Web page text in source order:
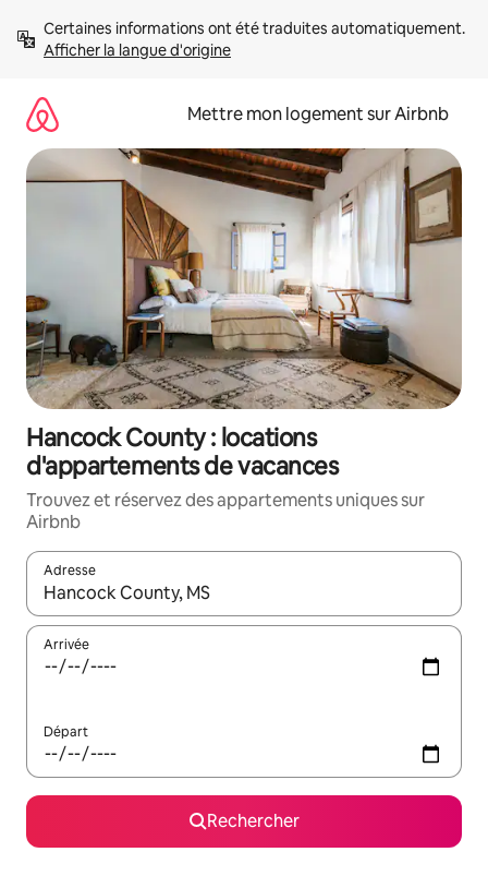
directement
Afficher la langue d'origine
Mettre mon logement sur Airbnb
Hancock County : locations
d'appartements de vacances
Trouvez et réservez des appartements uniques sur
Airbnb
Adresse
Lorsque les résultats s'affichent, utilisez les flèches vers le
Arrivée
Départ
Rechercher